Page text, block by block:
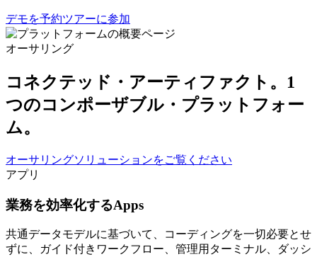
デモを予約ツアーに参加
オーサリング
コネクテッド・アーティファクト。1
つのコンポーザブル・プラットフォー
ム。
オーサリングソリューションをご覧ください
アプリ
業務を効率化するApps
共通データモデルに基づいて、コーディングを一切必要とせ
ずに、ガイド付きワークフロー、管理用ターミナル、ダッシ